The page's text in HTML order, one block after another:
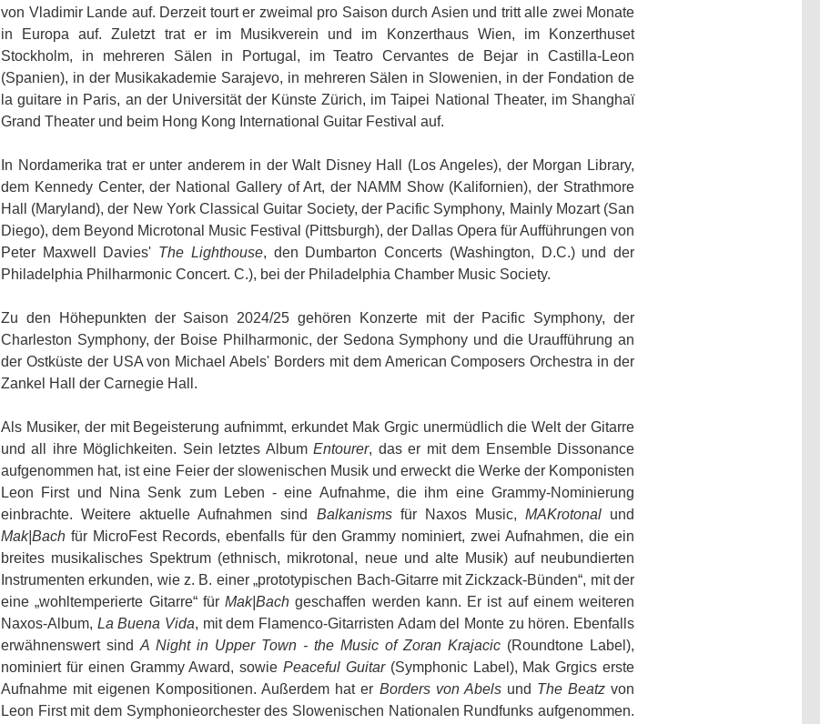
von Vladimir Lande auf. Derzeit tourt er zweimal pro Saison durch Asien und tritt alle zwei Monate
in Europa auf. Zuletzt trat er im Musikverein und im Konzerthaus Wien, im Konzerthuset
Stockholm, in mehreren Sälen in Portugal, im Teatro Cervantes de Bejar in Castilla-Leon
(Spanien), in der Musikakademie Sarajevo, in mehreren Sälen in Slowenien, in der Fondation de
la guitare in Paris, an der Universität der Künste Zürich, im Taipei National Theater, im Shanghaï
Grand Theater und beim Hong Kong International Guitar Festival auf.
In Nordamerika trat er unter anderem in der Walt Disney Hall (Los Angeles), der Morgan Library,
dem Kennedy Center, der National Gallery of Art, der NAMM Show (Kalifornien), der Strathmore
Hall (Maryland), der New York Classical Guitar Society, der Pacific Symphony, Mainly Mozart (San
Diego), dem Beyond Microtonal Music Festival (Pittsburgh), der Dallas Opera für Aufführungen von
Peter Maxwell Davies' The Lighthouse, den Dumbarton Concerts (Washington, D.C.) und der
Philadelphia Philharmonic Concert. C.), bei der Philadelphia Chamber Music Society.
Zu den Höhepunkten der Saison 2024/25 gehören Konzerte mit der Pacific Symphony, der
Charleston Symphony, der Boise Philharmonic, der Sedona Symphony und die Uraufführung an
der Ostküste der USA von Michael Abels' Borders mit dem American Composers Orchestra in der
Zankel Hall der Carnegie Hall.
Als Musiker, der mit Begeisterung aufnimmt, erkundet Mak Grgic unermüdlich die Welt der Gitarre
und all ihre Möglichkeiten. Sein letztes AlbumEntourer, das er mit dem Ensemble Dissonance
aufgenommen hat, ist eine Feier der slowenischen Musik und erweckt die Werke der Komponisten
Leon First und Nina Senk zum Leben - eine Aufnahme, die ihm eine Grammy-Nominierung
einbrachte. Weitere aktuelle Aufnahmen sind Balkanismsfür Naxos Music, MAKrotonalund
Mak|Bach für MicroFest Records, ebenfalls für den Grammy nominiert, zwei Aufnahmen, die ein
breites musikalisches Spektrum (ethnisch, mikrotonal, neue und alte Musik) auf neubundierten
Instrumenten erkunden, wie z. B. einer „prototypischen Bach-Gitarre mit Zickzack-Bünden“, mit der
eine „wohltemperierte Gitarre“ für Mak|Bach geschaffen werden kann. Er ist auf einem weiteren
Naxos-Album, La Buena Vida, mit dem Flamenco-Gitarristen Adam del Monte zu hören. Ebenfalls
erwähnenswert sind A Night in Upper Town - the Music of Zoran Krajacic (Roundtone Label),
nominiert für einen Grammy Award, sowie Peaceful Guitar(Symphonic Label), Mak Grgics erste
Aufnahme mit eigenen Kompositionen. Außerdem hat er Borders von Abelsund The Beatzvon
Leon First mit dem Symphonieorchester des Slowenischen Nationalen Rundfunks aufgenommen.